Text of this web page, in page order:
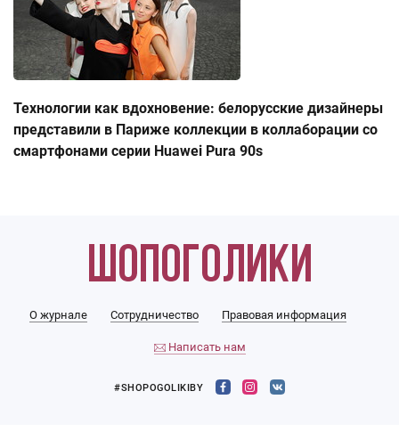
Технологии как вдохновение: белорусские дизайнеры
представили в Париже коллекции в коллаборации со
смартфонами серии Huawei Pura 90s
О журнале Сотрудничество Правовая информация
Написать нам
#SHOPOGOLIKIBY